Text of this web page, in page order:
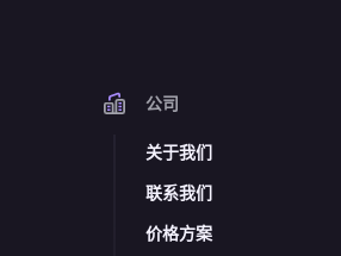
公司
关于我们
联系我们
价格方案